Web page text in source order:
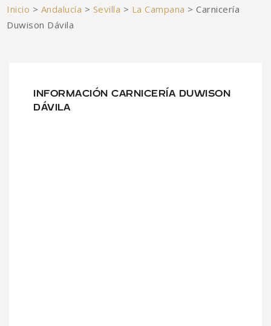
Inicio > Andalucía > Sevilla > La Campana >Carnicería
Duwison Dávila
INFORMACIÓN CARNICERÍA DUWISON
DÁVILA